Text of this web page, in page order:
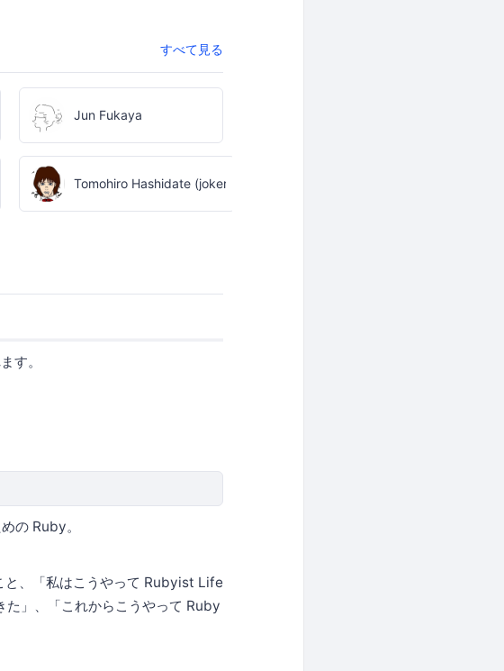
すべて見る
Jun Fukaya
Tomohiro Hashidate (joker1007)
す。
の Ruby。
と、「私はこうやって Rubyist Life
た」、「これからこうやって Ruby